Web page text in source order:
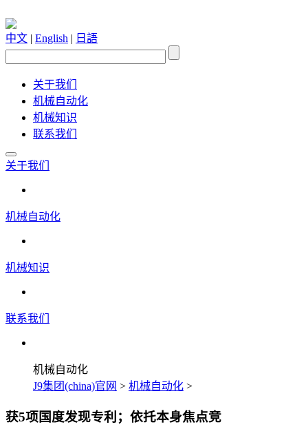
中文 | English | 日語
关于我们
机械自动化
机械知识
联系我们
关于我们
机械自动化
机械知识
联系我们
机械自动化
J9集团(china)官网 > 机械自动化 >
获5项国度发现专利；依托本身焦点竞